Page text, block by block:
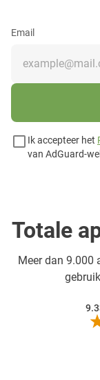
Email
Ik accepteer het
van AdGuard-
Totale
Meer dan 9.000